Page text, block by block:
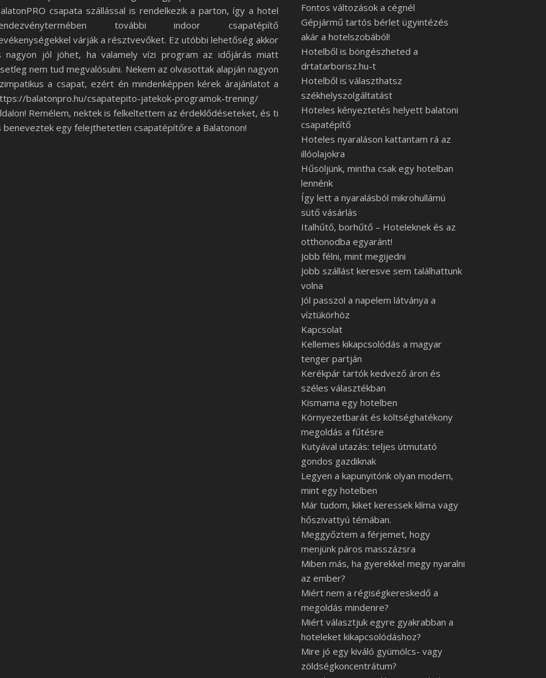
csapata szállással is rendelkezik a parton, így a hotel
további indoor csapatépítő
várják a résztvevőket. Ez utóbbi lehetőség akkor
nagyon jól jöhet, ha valamely vízi program az időjárás miatt
nem tud megvalósulni. Nekem az olvasottak alapján nagyon
a csapat, ezért én mindenképpen kérek árajánlatot a
balatonpro.hu/csapatepito-jatekok-programok-trening/
Remélem, nektek is felkeltettem az érdeklődéseteket, és ti
beneveztek egy felejthetetlen csapatépítőre a Balatonon!
Fontos változások a cégnél
Gépjármű tartós bérlet ügyintézés
akár a hotelszobából!
Hotelből is böngészheted a
drtatarborisz.hu-t
Hotelből is választhatsz
székhelyszolgáltatást
Hoteles kényeztetés helyett balatoni
csapatépítő
Hoteles nyaraláson kattantam rá az
illóolajokra
Hűsöljünk, mintha csak egy hotelban
lennénk
Így lett a nyaralásból mikrohullámú
sütő vásárlás
Italhűtő, borhűtő – Hoteleknek és az
otthonodba egyaránt!
Jobb félni, mint megijedni
Jobb szállást keresve sem találhattunk
volna
Jól passzol a napelem látványa a
víztükörhöz
Kapcsolat
Kellemes kikapcsolódás a magyar
tenger partján
Kerékpár tartók kedvező áron és
széles választékban
Kismama egy hotelben
Környezetbarát és költséghatékony
megoldás a fűtésre
Kutyával utazás: teljes útmutató
gondos gazdiknak
Legyen a kapunyitónk olyan modern,
mint egy hotelben
Már tudom, kiket keressek klíma vagy
hőszivattyú témában.
Meggyőztem a férjemet, hogy
menjünk páros masszázsra
Miben más, ha gyerekkel megy nyaralni
az ember?
Miért nem a régiségkereskedő a
megoldás mindenre?
Miért választjuk egyre gyakrabban a
hoteleket kikapcsolódáshoz?
Mire jó egy kiváló gyümölcs- vagy
zöldségkoncentrátum?